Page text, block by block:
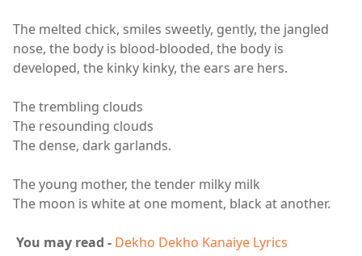
The melted chick, smiles sweetly, gently, the jangled
nose, the body is blood-blooded, the body is
developed, the kinky kinky, the ears are hers.
The trembling clouds
The resounding clouds
The dense, dark garlands.
The young mother, the tender milky milk
The moon is white at one moment, black at another.
You may read - Dekho Dekho Kanaiye Lyrics